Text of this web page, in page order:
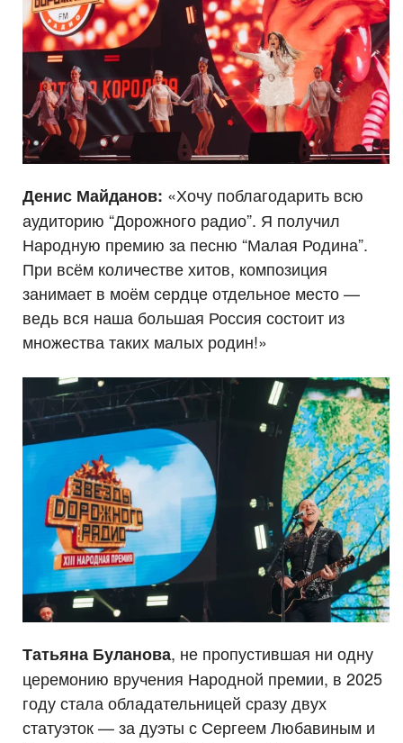
Денис Майданов: «Хочу поблагодарить всю
аудиторию “Дорожного радио”. Я получил
Народную премию за песню “Малая Родина”.
При всём количестве хитов, композиция
занимает в моём сердце отдельное место —
ведь вся наша большая Россия состоит из
множества таких малых родин!»
Татьяна Буланова, не пропустившая ни одну
церемонию вручения Народной премии, в 2025
году стала обладательницей сразу двух
статуэток — за дуэты с Сергеем Любавиным и